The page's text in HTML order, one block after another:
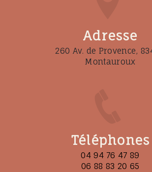
Adresse
260 Av. de Provence,
Montauroux
Téléphones
04 94 76 47 89
06 88 83 20 65